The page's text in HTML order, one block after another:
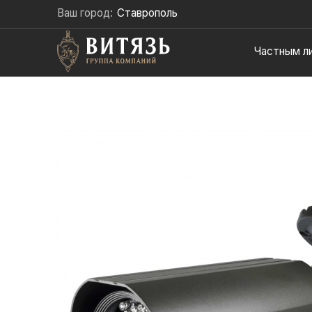
Ваш город: Ставрополь
Частным